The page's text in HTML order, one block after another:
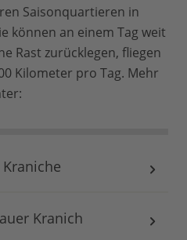
Saisonquartieren in
können an einem Tag weit
Rast zurücklegen, fliegen
Kilometer pro Tag. Mehr
Kranich